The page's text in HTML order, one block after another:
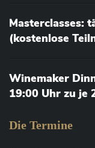
Masterclasses:
(kostenlose
Winemaker
19:00 Uhr zu je
Die Termine